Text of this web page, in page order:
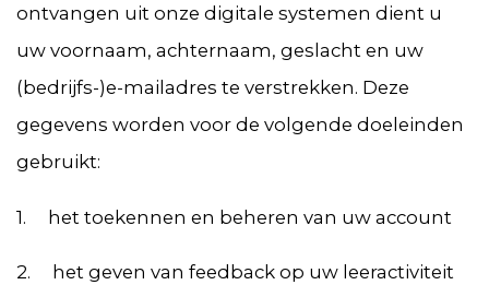
ontvangen uit onze digitale systemen dient u
uw voornaam, achternaam, geslacht en uw
(bedrijfs-)e-mailadres te verstrekken. Deze
gegevens worden voor de volgende doeleinden
gebruikt:
1. het toekennen en beheren van uw account
2. het geven van feedback op uw leeractiviteit